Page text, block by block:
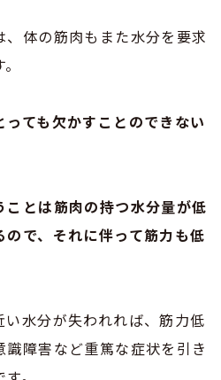
体の筋肉もまた水分を要求
ても欠かすことのできない
とは筋肉の持つ水分量が低
で、それに伴って筋力も低
水分が失われれば、筋力低
障害など重篤な症状を引き